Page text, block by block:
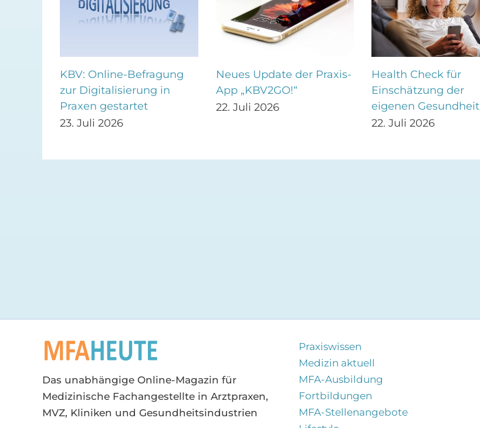
KBV: Online-Befragung
zur Digitalisierung in
Praxen gestartet
23. Juli 2026
Neues Update der Praxis-
App „KBV2GO!“
22. Juli 2026
Health Check für
Einschätzung der
eigenen Gesundheit
22. Juli 2026
Das unabhängige Online-Magazin für
Medizinische Fachangestellte in Arztpraxen,
MVZ, Kliniken und Gesundheitsindustrien
Praxiswissen
Medizin aktuell
MFA-Ausbildung
Fortbildungen
MFA-Stellenangebote